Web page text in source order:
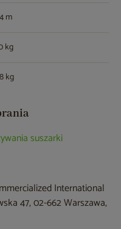
m
kg
kg
suszarki
International
47, 02-662 Warszawa,